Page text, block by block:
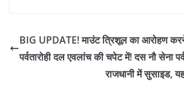
k
BIG UPDATE! माउंट त्रिशूल का आरोहण
पर्वतारोही दल एवलांच की चपेट में! दस नौ सेना
राजधानी में सुसाइड,